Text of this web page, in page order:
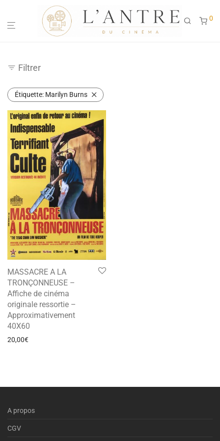
0
Filtrer
Étiquette: Marilyn Burns
MASSACRE A LA
TRONÇONNEUSE –
Affiche de cinéma
originale ressortie –
Approximativement
40X60
20,00€
A propos
CGV